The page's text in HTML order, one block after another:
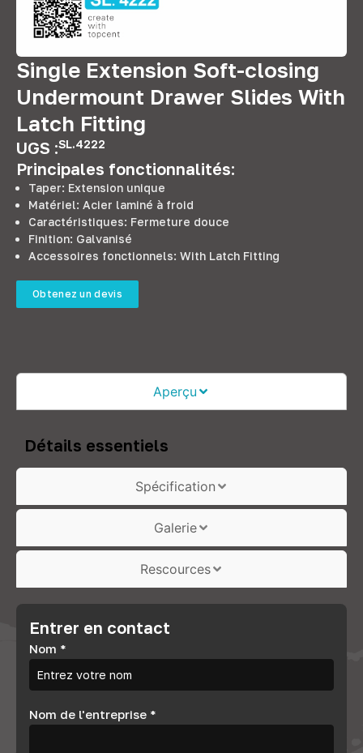
Single Extension Soft-closing
Undermount Drawer Slides With
Latch Fitting
UGS :SL.4222
Principales fonctionnalités:
Taper: Extension unique
Matériel: Acier laminé à froid
Caractéristiques: Fermeture douce
Finition: Galvanisé
Accessoires fonctionnels: With Latch Fitting
Obtenez un devis
Aperçu
Spécification
Galerie
Rescources
Détails essentiels
Entrer en contact
Nom *
Nom de l'entreprise *